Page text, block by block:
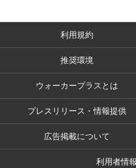
利用規約
推奨環境
ウォーカープラスとは
プレスリリース・情報提供
広告掲載について
利用者情